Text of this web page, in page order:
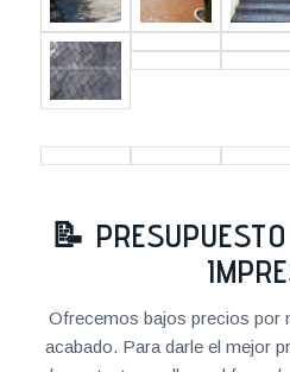
📝
Ofrecemos bajos precios por
acabado. Para darle el mejor